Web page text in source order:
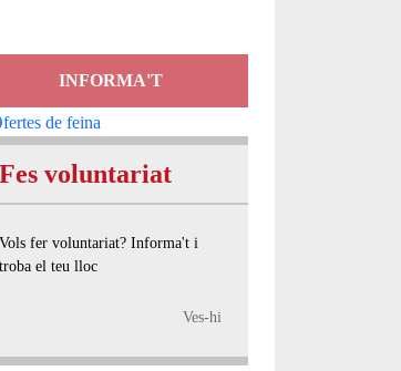
INFORMA'T
Fes voluntariat
Vols fer voluntariat? Informa't i
troba el teu lloc
Ves-hi